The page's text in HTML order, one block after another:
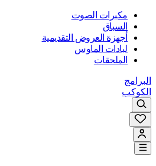
مكبرات الصوت
السباق
أجهزة العروض التقديمية
لبادات الماوس
الملحقات
البرامج
الكوكب